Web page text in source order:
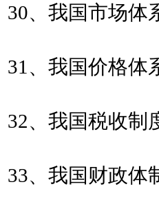
30、我国市场体
31、我国价格体
32、我国税收制
33、我国财政体